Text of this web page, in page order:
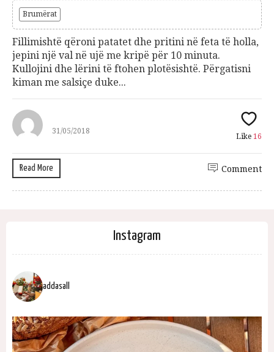
Brumërat
Fillimishtë qëroni patatet dhe pritini në feta të holla,
jepini një val në ujë me kripë për 10 minuta.
Kullojini dhe lërini të ftohen plotësishtë. Përgatisni
kiman me salsiçe duke...
31/05/2018
Like 16
Read More Comment
Instagram
addasall